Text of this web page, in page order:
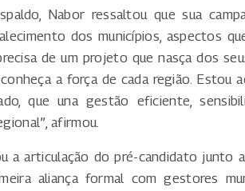
Nabor ressaltou que sua
dos municípios, aspectos
de um projeto que nasça dos
a força de cada região. Estou
que una gestão eficiente,
afirmou.
a articulação do pré-candidato junto
aliança formal com gestores